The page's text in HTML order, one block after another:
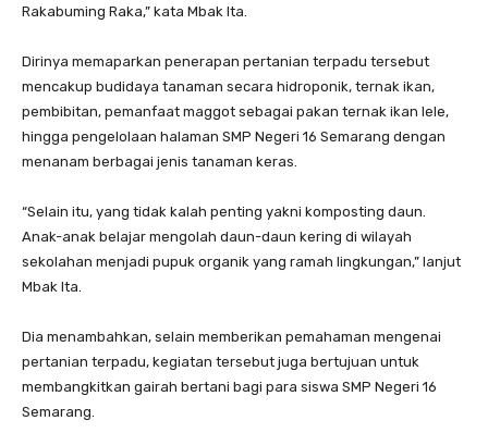
Rakabuming Raka,” kata Mbak Ita.
Dirinya memaparkan penerapan pertanian terpadu tersebut
mencakup budidaya tanaman secara hidroponik, ternak ikan,
pembibitan, pemanfaat maggot sebagai pakan ternak ikan lele,
hingga pengelolaan halaman SMP Negeri 16 Semarang dengan
menanam berbagai jenis tanaman keras.
“Selain itu, yang tidak kalah penting yakni komposting daun.
Anak-anak belajar mengolah daun-daun kering di wilayah
sekolahan menjadi pupuk organik yang ramah lingkungan,” lanjut
Mbak Ita.
Dia menambahkan, selain memberikan pemahaman mengenai
pertanian terpadu, kegiatan tersebut juga bertujuan untuk
membangkitkan gairah bertani bagi para siswa SMP Negeri 16
Semarang.